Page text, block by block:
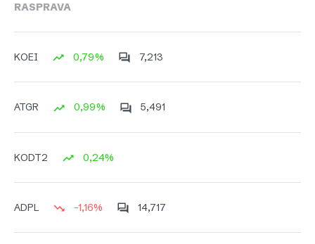
RASPRAVA
KOEI 0,79% 7,213
ATGR 0,99% 5,491
KODT2 0,24%
ADPL -1,16% 14,717